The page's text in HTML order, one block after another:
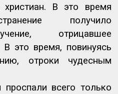
христиан. В это время
получило
отрицавшее
В это время, повинуясь
отроки чудесным
всего только